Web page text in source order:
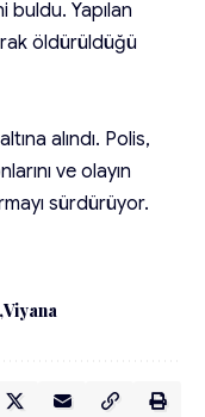
Yapılan
öldürüldüğü
alındı. Polis,
ve olayın
sürdürüyor.
Viyana